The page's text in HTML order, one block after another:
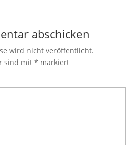
abschicken
wird nicht veröffentlicht.
sind mit * markiert